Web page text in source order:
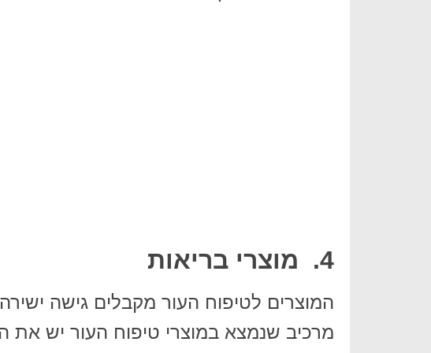
4. מוצרי בריאות
המוצרים לטיפוח העור מקבלים גישה
מרכיב שנמצא במוצרי טיפוח העור יש את